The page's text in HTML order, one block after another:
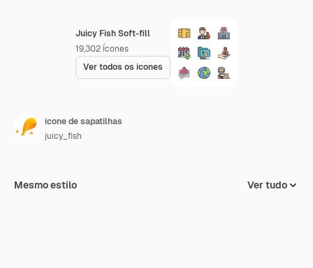
Juicy Fish Soft-fill
19,302 Ícones
Ver todos os ícones
ícone de sapatilhas
juicy_fish
Mesmo estilo Ver tudo